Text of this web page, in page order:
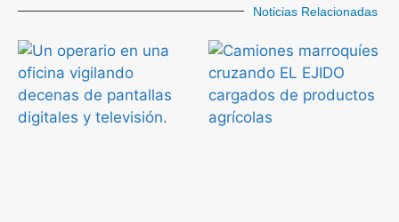
Noticias Relacionadas